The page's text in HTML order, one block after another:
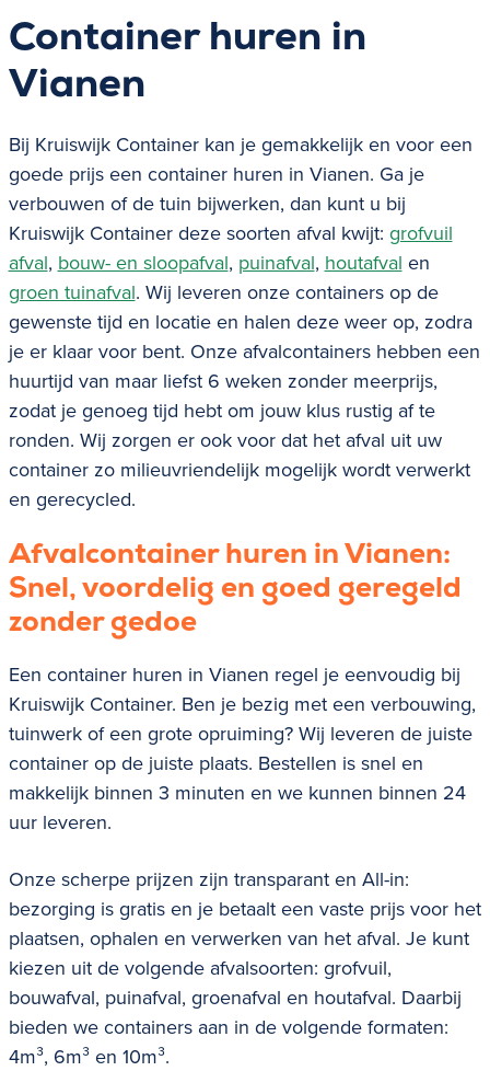
Container huren in
Vianen
Bij Kruiswijk Container kan je gemakkelijk en voor een
goede prijs een container huren in Vianen. Ga je
verbouwen of de tuin bijwerken, dan kunt u bij
Kruiswijk Container deze soorten afval kwijt: grofvuil
afval, bouw- en sloopafval, puinafval, houtafval en
groen tuinafval. Wij leveren onze containers op de
gewenste tijd en locatie en halen deze weer op, zodra
je er klaar voor bent. Onze afvalcontainers hebben een
huurtijd van maar liefst 6 weken zonder meerprijs,
zodat je genoeg tijd hebt om jouw klus rustig af te
ronden. Wij zorgen er ook voor dat het afval uit uw
container zo milieuvriendelijk mogelijk wordt verwerkt
en gerecycled.
Afvalcontainer huren in Vianen:
Snel, voordelig en goed geregeld
zonder gedoe
Een container huren in Vianen regel je eenvoudig bij
Kruiswijk Container. Ben je bezig met een verbouwing,
tuinwerk of een grote opruiming? Wij leveren de juiste
container op de juiste plaats. Bestellen is snel en
makkelijk binnen 3 minuten en we kunnen binnen 24
uur leveren.
Onze scherpe prijzen zijn transparant en All-in:
bezorging is gratis en je betaalt een vaste prijs voor het
plaatsen, ophalen en verwerken van het afval. Je kunt
kiezen uit de volgende afvalsoorten: grofvuil,
bouwafval, puinafval, groenafval en houtafval. Daarbij
bieden we containers aan in de volgende formaten:
4m³, 6m³ en 10m³.